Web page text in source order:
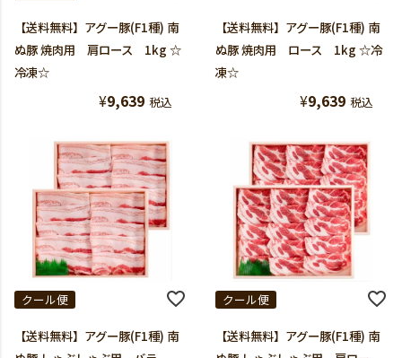
【送料無料】アグー豚(F1種) 南
ぬ豚 焼肉用 肩ロース 1kg ☆
冷凍☆
¥9,639 税込
【送料無料】アグー豚(F1種) 南
ぬ豚 焼肉用 ロース 1kg ☆冷
凍☆
¥9,639 税込
クール便
【送料無料】アグー豚(F1種) 南
クール便
【送料無料】アグー豚(F1種) 南